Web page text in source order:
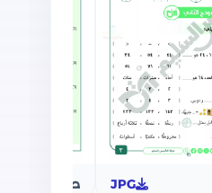
JPG صفحة 4